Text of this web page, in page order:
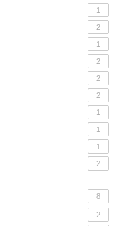
1
2
1
2
2
2
1
1
1
2
8
2